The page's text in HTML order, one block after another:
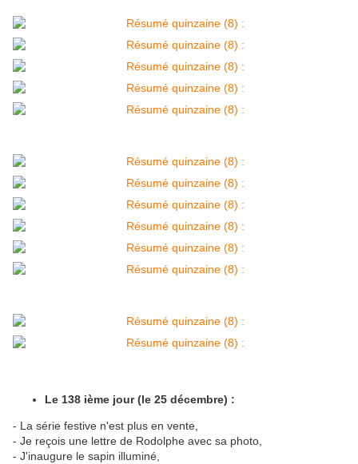
Le 138 ième jour (le 25 décembre) :
- La série festive n'est plus en vente,
- Je reçois une lettre de Rodolphe avec sa photo,
- J'inaugure le sapin illuminé,